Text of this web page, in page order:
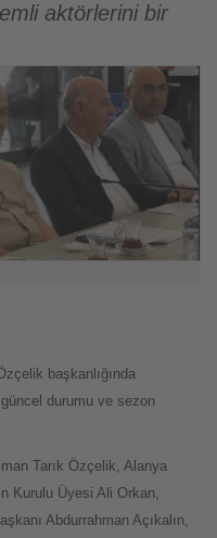
aktörlerini bir
başkanlığında
durumu ve sezon
Tarık Özçelik, Alanya
Kurulu Üyesi Ali Orkan,
Abdurrahman Açıkalın,